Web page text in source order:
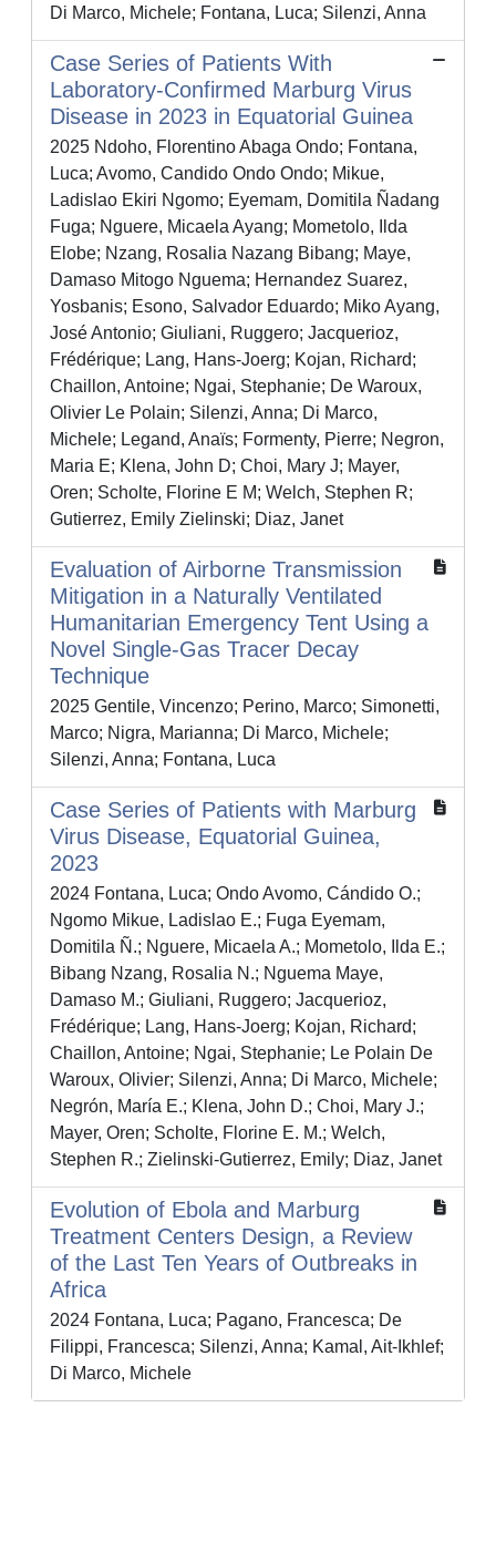
Di Marco, Michele; Fontana, Luca; Silenzi, Anna
Case Series of Patients With
Laboratory-Confirmed Marburg Virus
Disease in 2023 in Equatorial Guinea
2025 Ndoho, Florentino Abaga Ondo; Fontana,
Luca; Avomo, Candido Ondo Ondo; Mikue,
Ladislao Ekiri Ngomo; Eyemam, Domitila Ñadang
Fuga; Nguere, Micaela Ayang; Mometolo, Ilda
Elobe; Nzang, Rosalia Nazang Bibang; Maye,
Damaso Mitogo Nguema; Hernandez Suarez,
Yosbanis; Esono, Salvador Eduardo; Miko Ayang,
José Antonio; Giuliani, Ruggero; Jacquerioz,
Frédérique; Lang, Hans-Joerg; Kojan, Richard;
Chaillon, Antoine; Ngai, Stephanie; De Waroux,
Olivier Le Polain; Silenzi, Anna; Di Marco,
Michele; Legand, Anaïs; Formenty, Pierre; Negron,
Maria E; Klena, John D; Choi, Mary J; Mayer,
Oren; Scholte, Florine E M; Welch, Stephen R;
Gutierrez, Emily Zielinski; Diaz, Janet
Evaluation of Airborne Transmission
Mitigation in a Naturally Ventilated
Humanitarian Emergency Tent Using a
Novel Single‐Gas Tracer Decay
Technique
2025 Gentile, Vincenzo; Perino, Marco; Simonetti,
Marco; Nigra, Marianna; Di Marco, Michele;
Silenzi, Anna; Fontana, Luca
Case Series of Patients with Marburg
Virus Disease, Equatorial Guinea,
2023
2024 Fontana, Luca; Ondo Avomo, Cándido O.;
Ngomo Mikue, Ladislao E.; Fuga Eyemam,
Domitila Ñ.; Nguere, Micaela A.; Mometolo, Ilda E.;
Bibang Nzang, Rosalia N.; Nguema Maye,
Damaso M.; Giuliani, Ruggero; Jacquerioz,
Frédérique; Lang, Hans-Joerg; Kojan, Richard;
Chaillon, Antoine; Ngai, Stephanie; Le Polain De
Waroux, Olivier; Silenzi, Anna; Di Marco, Michele;
Negrón, María E.; Klena, John D.; Choi, Mary J.;
Mayer, Oren; Scholte, Florine E. M.; Welch,
Stephen R.; Zielinski-Gutierrez, Emily; Diaz, Janet
Evolution of Ebola and Marburg
Treatment Centers Design, a Review
of the Last Ten Years of Outbreaks in
Africa
2024 Fontana, Luca; Pagano, Francesca; De
Filippi, Francesca; Silenzi, Anna; Kamal, Ait-Ikhlef;
Di Marco, Michele